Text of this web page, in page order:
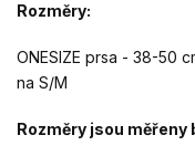
Rozměry:
ONESIZE prsa - 38-50
na S/M
Rozměry jsou